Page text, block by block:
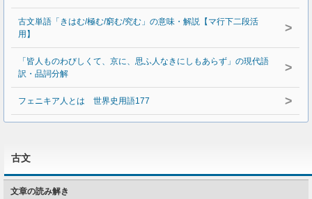
古文単語「きはむ/極む/窮む/究む」の意味・解説【マ行下二段活
用】
>
「皆人ものわびしくて、京に、思ふ人なきにしもあらず」の現代語
訳・品詞分解
>
フェニキア人とは 世界史用語177 >
古文
文章の読み解き